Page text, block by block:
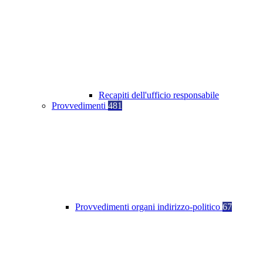
Recapiti dell'ufficio responsabile
Provvedimenti 481
Provvedimenti organi indirizzo-politico 67